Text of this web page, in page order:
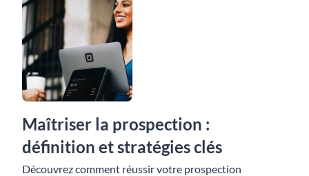
Maîtriser la prospection :
définition et stratégies clés
Découvrez comment réussir votre prospection